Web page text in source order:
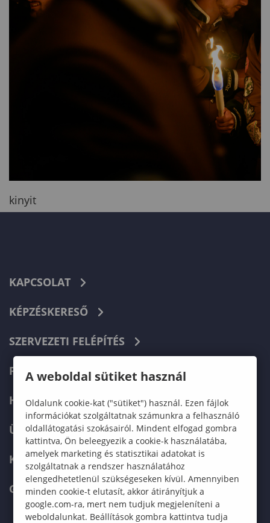
kinyit
KAPCSOLAT
KÉPZÉSKERESŐ
SZERVEZETI FELÉPÍTÉS
FELVÉTELIZŐKNEK
HALLGATÓKNAK
ÜZLETI PARTNEREKNEK
KARRIER
GREEN UNIVERSITY
A weboldal sütiket használ
Oldalunk cookie-kat ("sütiket") használ. Ezen fájlok
információkat szolgáltatnak számunkra a felhasználó
oldallátogatási szokásairól. Mindent elfogad gombra
kattintva, Ön beleegyezik a cookie-k használatába,
amelyek marketing és statisztikai adatokat is
szolgáltatnak a rendszer használatához
elengedhetetlenül szükségeseken kívül. Amennyiben
minden cookie-t elutasít, akkor átirányítjuk a
google.com-ra, mert nem tudjuk megjeleníteni a
weboldalunkat. Beállítások gombra kattintva tudja